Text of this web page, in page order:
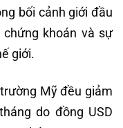
bối cảnh giới đầu
khoán và sự
giới.
Mỹ đều giảm
do đồng USD